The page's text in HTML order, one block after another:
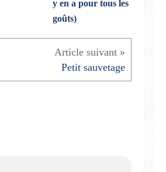
y en a pour tous les
goûts)
Petit sauvetage